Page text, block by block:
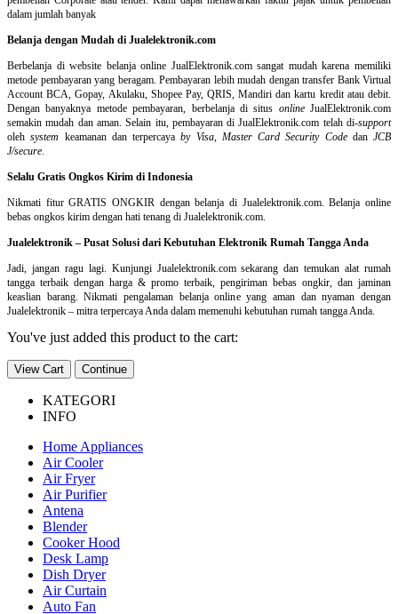
dalam jumlah banyak
Belanja dengan Mudah di Jualelektronik.com
Berbelanja diwebsite belanja online JualElektronik.com sangat mudah karena memiliki
metode pembayaran yang beragam. Pembayaran lebih mudah dengan transfer Bank Virtual
Account BCA, Gopay, Akulaku, Shopee Pay, QRIS, Mandiri dan kartu kredit atau debit.
Dengan banyaknya metode pembayaran, berbelanja di situs onlineJualElektronik.com
semakin mudah dan aman. Selain itu, pembayaran di JualElektronik.com telah di-support
olehsystem keamanan dan terpercayaby Visa, Master Card Security Codedan JCB
J/secure.
Selalu Gratis Ongkos Kirim di Indonesia
Nikmati fitur GRATIS ONGKIR dengan belanja di Jualelektronik.com. Belanja online
bebas ongkos kirim dengan hati tenang di Jualelektronik.com.
Jualelektronik – Pusat Solusi dari Kebutuhan Elektronik Rumah Tangga Anda
Jadi, jangan ragu lagi. Kunjungi Jualelektronik.com sekarang dan temukan alat rumah
tangga terbaik dengan harga & promo terbaik, pengiriman bebas ongkir, dan jaminan
keaslian barang. Nikmati pengalaman belanja online yang aman dan nyaman dengan
Jualelektronik – mitra terpercaya Anda dalam memenuhi kebutuhan rumah tangga Anda.
You've just added this product to the cart:
View Cart Continue
KATEGORI
INFO
Home Appliances
Air Cooler
Air Fryer
Air Purifier
Antena
Blender
Cooker Hood
Desk Lamp
Dish Dryer
Air Curtain
Auto Fan